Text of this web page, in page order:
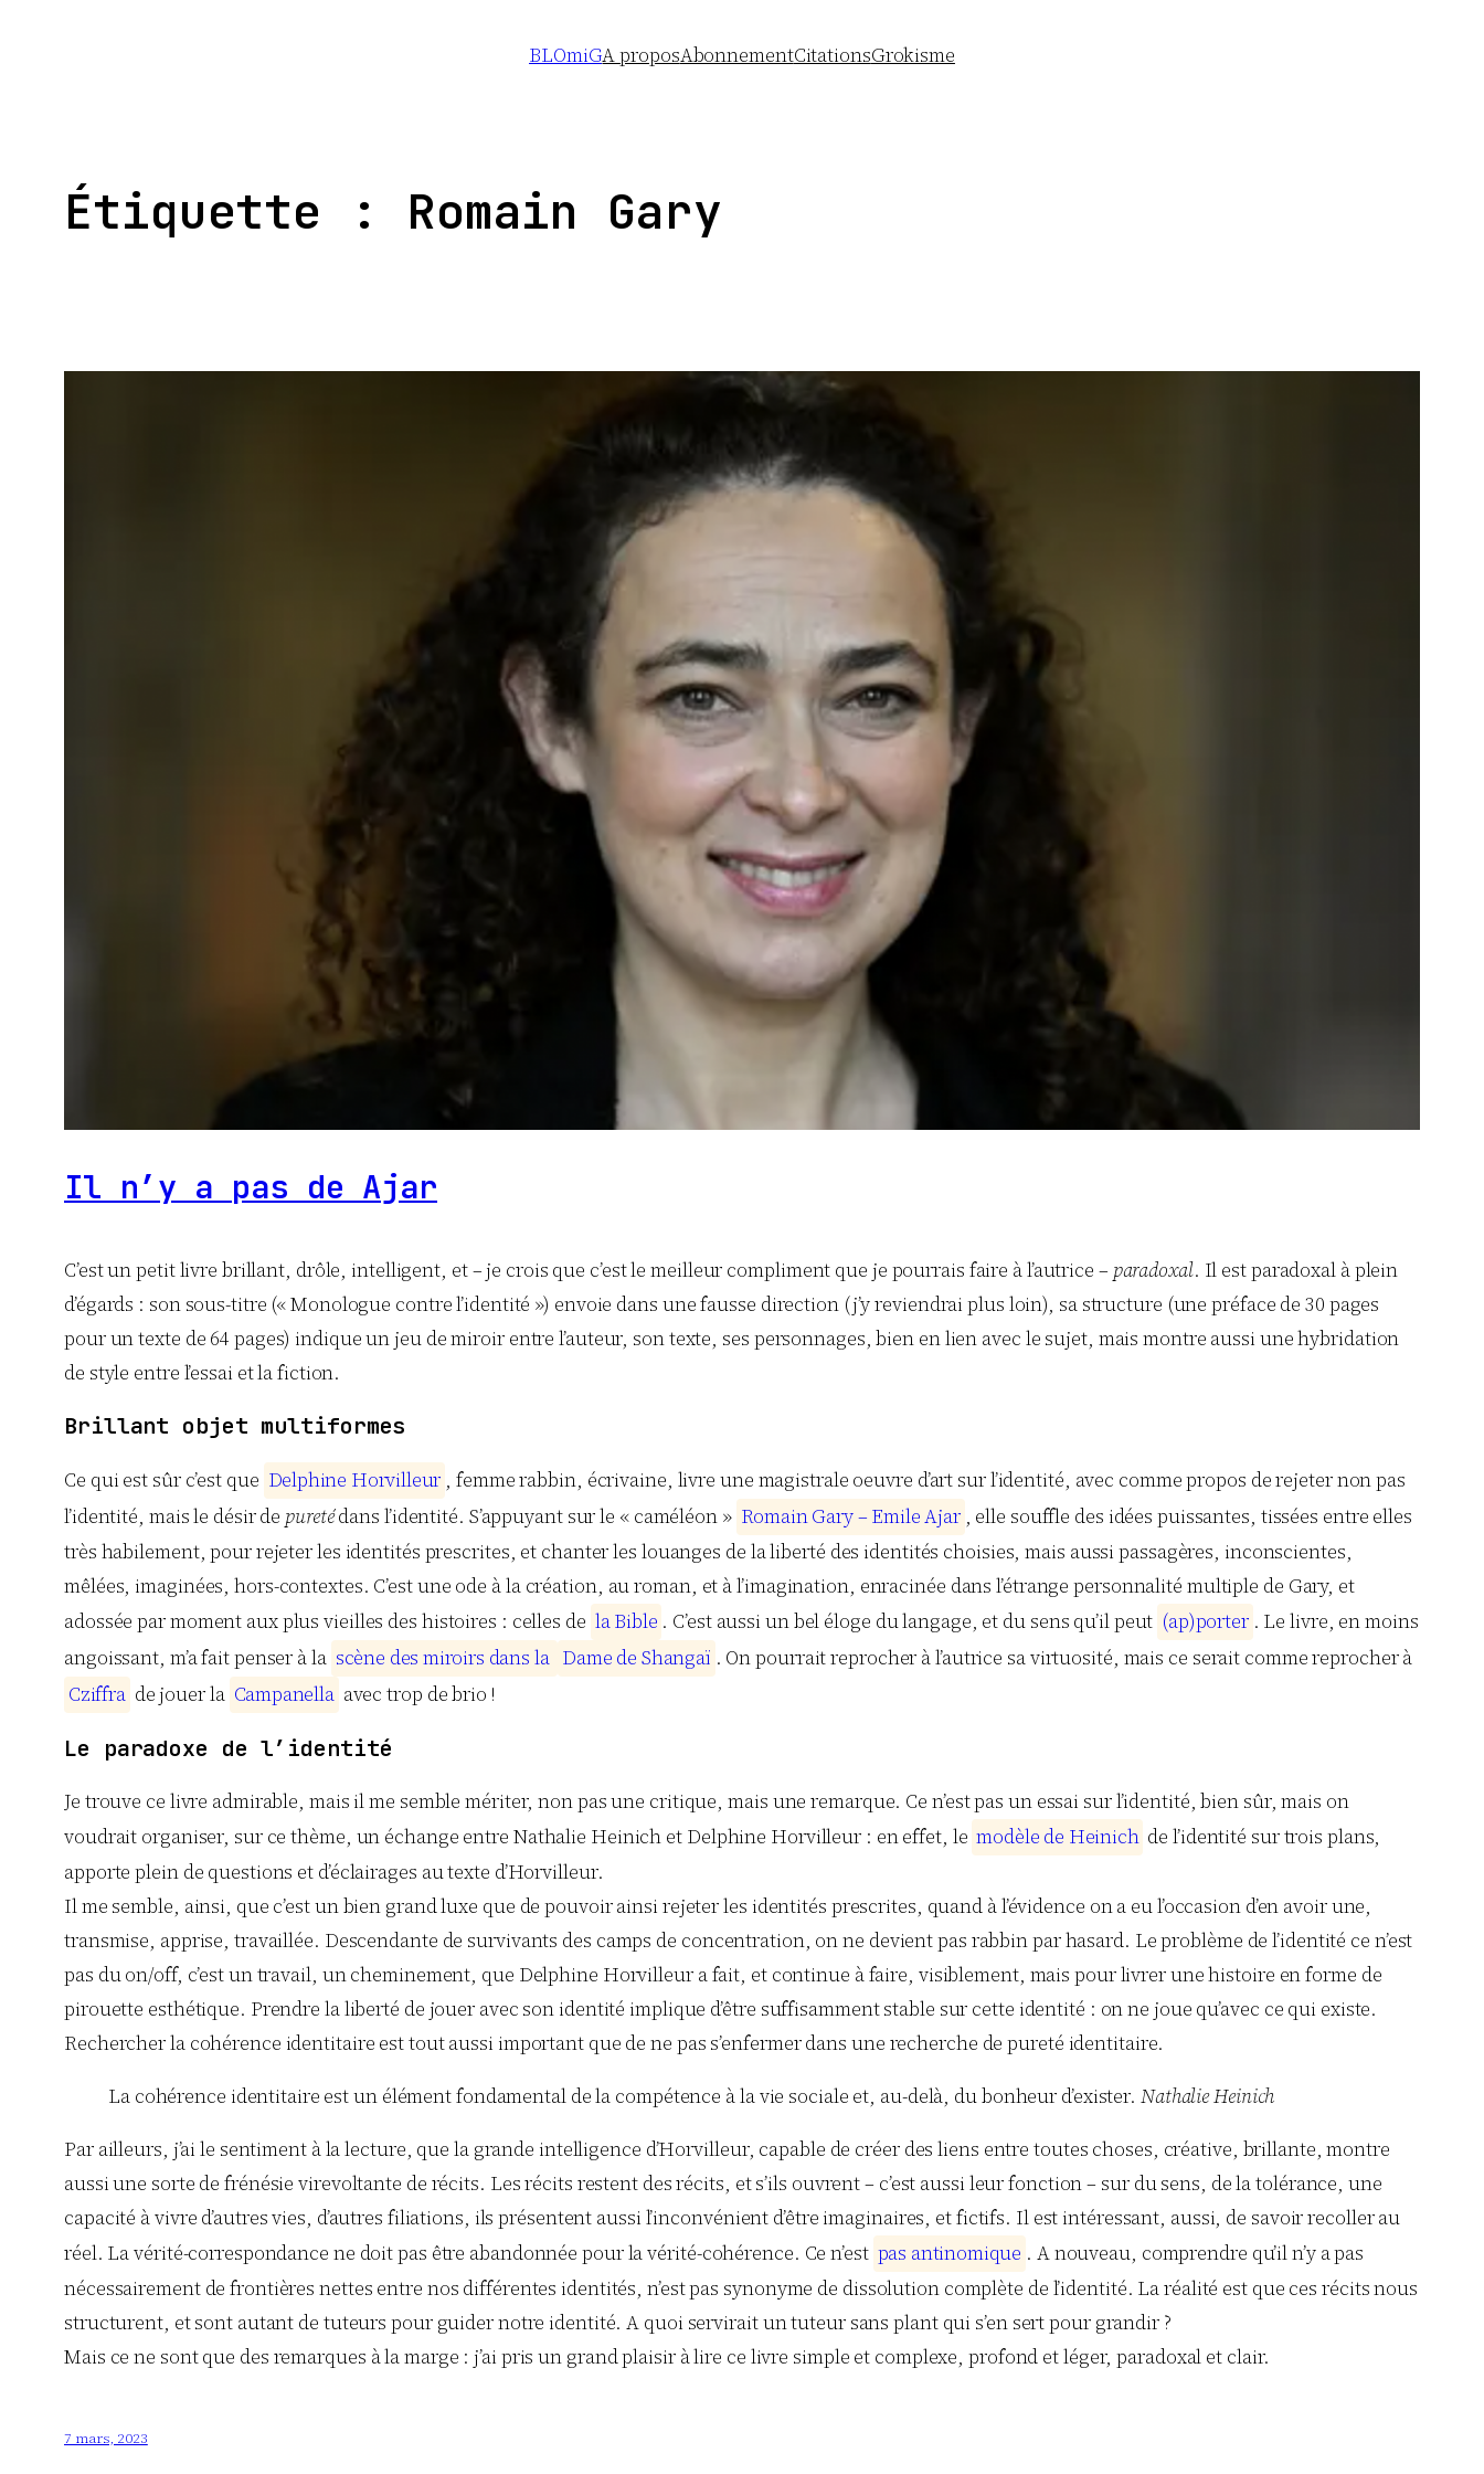
BLOmiGA proposAbonnementCitationsGrokisme
Étiquette : Romain Gary
Il n’y a pas de Ajar
C’est un petit livre brillant, drôle, intelligent, et – je crois que c’est le meilleur compliment que je pourrais faire à l’autrice – paradoxal. Il est paradoxal à plein
d’égards : son sous-titre (« Monologue contre l’identité ») envoie dans une fausse direction (j’y reviendrai plus loin), sa structure (une préface de 30 pages
pour un texte de 64 pages) indique un jeu de miroir entre l’auteur, son texte, ses personnages, bien en lien avec le sujet, mais montre aussi une hybridation
de style entre l’essai et la fiction.
Brillant objet multiformes
Ce qui est sûr c’est que Delphine Horvilleur , femme rabbin, écrivaine, livre une magistrale oeuvre d’art sur l’identité, avec comme propos de rejeter non pas
l’identité, mais le désir de puretédans l’identité. S’appuyant sur le « caméléon » RomainGary–EmileAjar , elle souffle des idées puissantes, tissées entre elles
très habilement, pour rejeter les identités prescrites, et chanter les louanges de la liberté des identités choisies, mais aussi passagères, inconscientes,
mêlées, imaginées, hors-contextes. C’est une ode à la création, au roman, et à l’imagination, enracinée dans l’étrange personnalité multiple de Gary, et
adossée par moment aux plus vieilles des histoires : celles de laBible . C’est aussi un bel éloge du langage, et du sens qu’il peut (ap)porter . Le livre, en moins
angoissant, m’a fait penser à la scène des miroirs dans la Dame de Shangaï . On pourrait reprocher à l’autrice sa virtuosité, mais ce serait comme reprocher à
Cziffra de jouer la Campanella avec trop de brio !
Le paradoxe de l’identité
Je trouve ce livre admirable, mais il me semble mériter, non pas une critique, mais une remarque. Ce n’est pas un essai sur l’identité, bien sûr, mais on
voudrait organiser, sur ce thème, un échange entre Nathalie Heinich et Delphine Horvilleur : en effet, le modèle de Heinich de l’identité sur trois plans,
apporte plein de questions et d’éclairages au texte d’Horvilleur.
Il me semble, ainsi, que c’est un bien grand luxe que de pouvoir ainsi rejeter les identités prescrites, quand à l’évidence on a eu l’occasion d’en avoir une,
transmise, apprise, travaillée. Descendante de survivants des camps de concentration, on ne devient pas rabbin par hasard. Le problème de l’identité ce n’est
pas du on/off, c’est un travail, un cheminement, que Delphine Horvilleur a fait, et continue à faire, visiblement, mais pour livrer une histoire en forme de
pirouette esthétique. Prendre la liberté de jouer avec son identité implique d’être suffisamment stable sur cette identité : on ne joue qu’avec ce qui existe.
Rechercher la cohérence identitaire est tout aussi important que de ne pas s’enfermer dans une recherche de pureté identitaire.
La cohérence identitaire est un élément fondamental de la compétence à la vie sociale et, au-delà, du bonheur d’exister. Nathalie Heinich
Par ailleurs, j’ai le sentiment à la lecture, que la grande intelligence d’Horvilleur, capable de créer des liens entre toutes choses, créative, brillante, montre
aussi une sorte de frénésie virevoltante de récits. Les récits restent des récits, et s’ils ouvrent – c’est aussi leur fonction – sur du sens, de la tolérance, une
capacité à vivre d’autres vies, d’autres filiations, ils présentent aussi l’inconvénient d’être imaginaires, et fictifs. Il est intéressant, aussi, de savoir recoller au
réel. La vérité-correspondance ne doit pas être abandonnée pour la vérité-cohérence. Ce n’est pas antinomique . A nouveau, comprendre qu’il n’y a pas
nécessairement de frontières nettes entre nos différentes identités, n’est pas synonyme de dissolution complète de l’identité. La réalité est que ces récits nous
structurent, et sont autant de tuteurs pour guider notre identité. A quoi servirait un tuteur sans plant qui s’en sert pour grandir ?
Mais ce ne sont que des remarques à la marge : j’ai pris un grand plaisir à lire ce livre simple et complexe, profond et léger, paradoxal et clair.
7 mars, 2023